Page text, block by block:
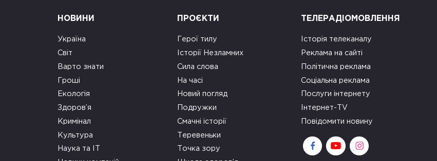
НОВИНИ
Україна
Світ
Варто знати
Гроші
Екологія
Здоров’я
Кримінал
Культура
Наука та ІТ
ПРОЄКТИ
Герої тилу
Історії Незламних
Сила слова
На часі
Новий погляд
Подружки
Смачні історії
Теревеньки
Точка зору
ТЕЛЕРАДІОМОВЛЕННЯ
Історія телеканалу
Реклама на сайті
Політична реклама
Соціальна реклама
Послуги інтернету
Інтернет-TV
Повідомити новину